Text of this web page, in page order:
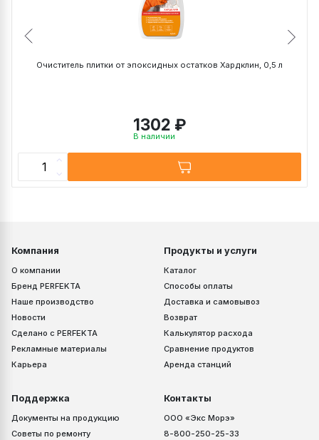
~ 42 кг
Очиститель плитки от эпоксидных остатков Хардклин, 0,5 л
1302 ₽
В наличии
Компания
О компании
Бренд PERFEKTA
Наше производство
Новости
Сделано с PERFEKTA
Рекламные материалы
Карьера
Продукты и услуги
Каталог
Способы оплаты
Доставка и самовывоз
Возврат
Калькулятор расхода
Сравнение продуктов
Аренда станций
Поддержка
Документы на продукцию
Советы по ремонту
Контакты
ООО «Экс Морэ»
8-800-250-25-33